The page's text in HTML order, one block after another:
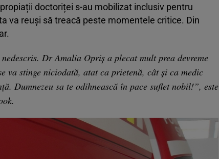
doctoriței s-au mobilizat inclusiv pentru
va reuși să treacă peste momentele critice. Din
Dr Amalia Opriș a plecat mult prea devreme
va stinge niciodată, atat ca prietenă, cât și ca medic
Dumnezeu sa te odihnească în pace suflet nobil!”, este